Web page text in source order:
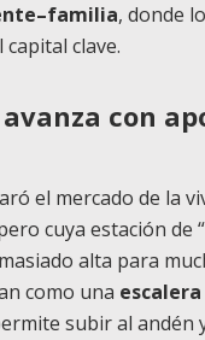
, donde
clave.
con
el mercado de la
cuya estación de
alta para
como una
subir al andén